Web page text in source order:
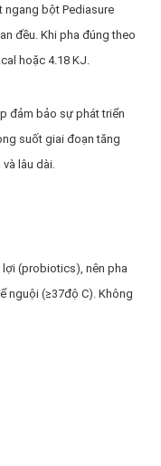
ngang bột Pediasure
đều. Khi pha đúng theo
hoặc 4.18 KJ.
đảm bảo sự phát triển
suốt giai đoạn tăng
lâu dài.
(probiotics), nên pha
nguội (≥37độ C). Không